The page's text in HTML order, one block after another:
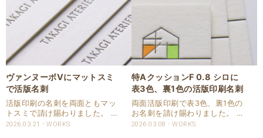
ヴァンヌーボVにマットスミ
で活版名刺
活版印刷の名刺を両面ともマッ
トスミで請け賜わりました。 サ
イズは欧米サイズで作成してい
2026.03.21 WORKS
特AクッションF 0.8 シロに
表3色、裏1色の活版印刷名刺
両面活版印刷で表3色、裏1色の
お名刺を請け賜わりました。 用
紙は特AクッションF 0.8 シロ
2026.03.08 WORKS